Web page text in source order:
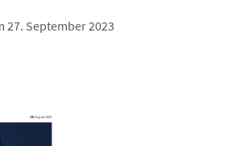
27. September 2023